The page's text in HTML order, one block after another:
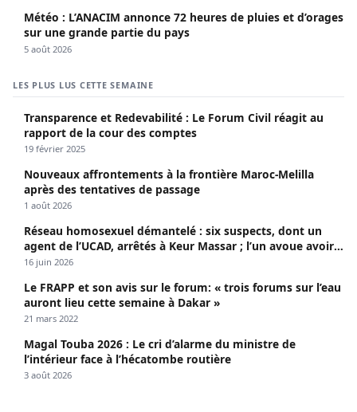
Météo : L’ANACIM annonce 72 heures de pluies et d’orages
sur une grande partie du pays
5 août 2026
LES PLUS LUS CETTE SEMAINE
Transparence et Redevabilité : Le Forum Civil réagit au
rapport de la cour des comptes
19 février 2025
Nouveaux affrontements à la frontière Maroc-Melilla
après des tentatives de passage
1 août 2026
Réseau homosexuel démantelé : six suspects, dont un
agent de l’UCAD, arrêtés à Keur Massar ; l’un avoue avoir
propagé le VIH depuis 2018
16 juin 2026
Le FRAPP et son avis sur le forum: « trois forums sur l’eau
auront lieu cette semaine à Dakar »
21 mars 2022
Magal Touba 2026 : Le cri d’alarme du ministre de
l’intérieur face à l’hécatombe routière
3 août 2026